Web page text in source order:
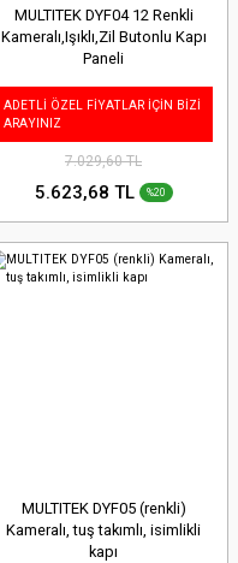
MULTITEK DYF04 12 Renkli
Kameralı,Işıklı,Zil Butonlu Kapı
Paneli
ADETLİ ÖZEL FİYATLAR İÇİN BİZİ
ARAYINIZ
7.029,60 TL
5.623,68 TL %20
MULTITEK DYF05 (renkli)
Kameralı, tuş takımlı, isimlikli
kapı